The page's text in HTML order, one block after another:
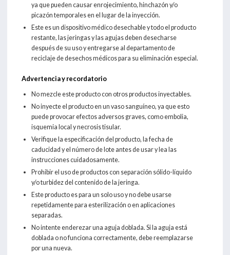
ya que pueden causar enrojecimiento, hinchazón y/o
picazón temporales en el lugar de la inyección.
Este es un dispositivo médico desechable y todo el producto
restante, las jeringas y las agujas deben desecharse
después de su uso y entregarse al departamento de
reciclaje de desechos médicos para su eliminación especial.
Advertencia y recordatorio
No mezcle este producto con otros productos inyectables.
No inyecte el producto en un vaso sanguíneo, ya que esto
puede provocar efectos adversos graves, como embolia,
isquemia local y necrosis tisular.
Verifique la especificación del producto, la fecha de
caducidad y el número de lote antes de usar y lea las
instrucciones cuidadosamente.
Prohibir el uso de productos con separación sólido-líquido
y/o turbidez del contenido de la jeringa.
Este producto es para un solo uso y no debe usarse
repetidamente para esterilización o en aplicaciones
separadas.
No intente enderezar una aguja doblada. Si la aguja está
doblada o no funciona correctamente, debe reemplazarse
por una nueva.